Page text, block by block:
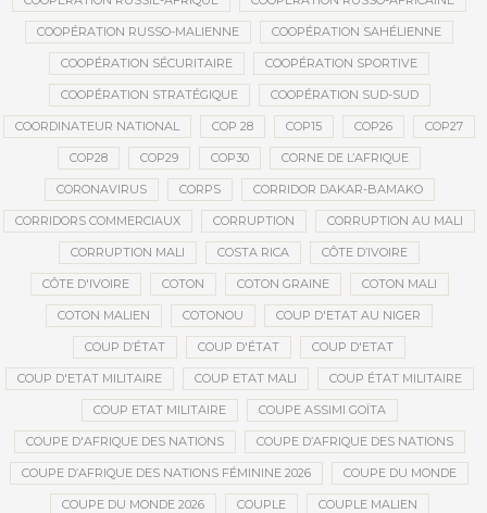
COOPÉRATION RUSSO-MALIENNE COOPÉRATION SAHÉLIENNE
COOPÉRATION SÉCURITAIRE COOPÉRATION SPORTIVE
COOPÉRATION STRATÉGIQUE COOPÉRATION SUD-SUD
COORDINATEUR NATIONAL COP 28 COP15 COP26 COP27
COP28 COP29 COP30 CORNE DE L’AFRIQUE
CORONAVIRUS CORPS CORRIDOR DAKAR-BAMAKO
CORRIDORS COMMERCIAUX CORRUPTION CORRUPTION AU MALI
CORRUPTION MALI COSTA RICA CÔTE D’IVOIRE
CÔTE D'IVOIRE COTON COTON GRAINE COTON MALI
COTON MALIEN COTONOU COUP D'ETAT AU NIGER
COUP D’ÉTAT COUP D'ÉTAT COUP D'ETAT
COUP D'ETAT MILITAIRE COUP ETAT MALI COUP ÉTAT MILITAIRE
COUP ETAT MILITAIRE COUPE ASSIMI GOÏTA
COUPE D'AFRIQUE DES NATIONS COUPE D’AFRIQUE DES NATIONS
COUPE D’AFRIQUE DES NATIONS FÉMININE 2026 COUPE DU MONDE
COUPE DU MONDE 2026 COUPLE COUPLE MALIEN